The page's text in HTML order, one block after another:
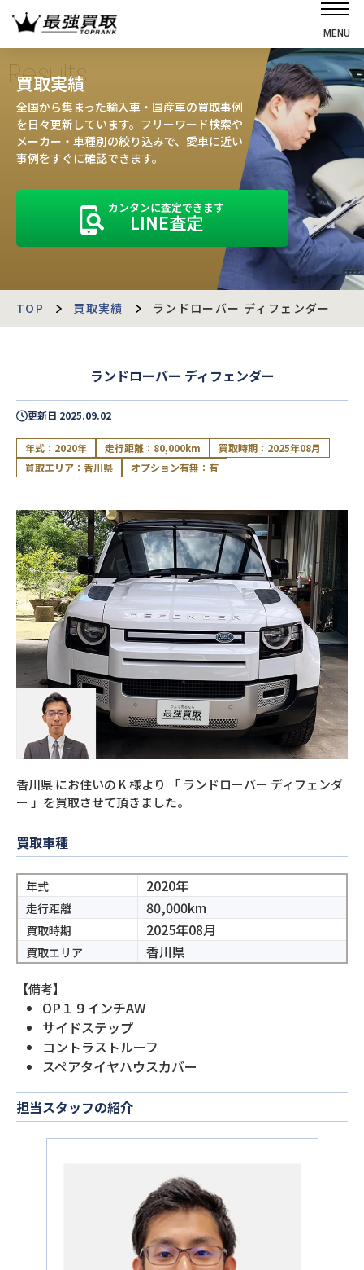
MENU
選ばれる理由
高価買取の仕組み
売却の流れ
お客様の声
運営会社
最強買取マガジン
閉じる
Results
買取実績
全国から集まった輸入車・国産車の買取事例
を日々更新しています。フリーワード検索や
メーカー・車種別の絞り込みで、愛車に近い
事例をすぐに確認できます。
カンタンに査定できます
LINE査定
TOP 買取実績 ランドローバー ディフェンダー
ランドローバー ディフェンダー
更新日 2025.09.02
年式：2020年 走行距離：80,000km
買取時期：2025年08月
買取エリア：香川県
オプション有無：有
香川県にお住いの K様より 「 ランドローバー ディフェンダ
ー 」を買取させて頂きました。
買取車種
年式 2020年
走行距離 80,000km
買取時期 2025年08月
買取エリア 香川県
【備考】
OP１９インチAW
サイドステップ
コントラストルーフ
スペアタイヤハウスカバー
担当スタッフの紹介